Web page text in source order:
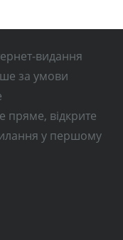
видання
за умови
пряме, відкрите
у першому